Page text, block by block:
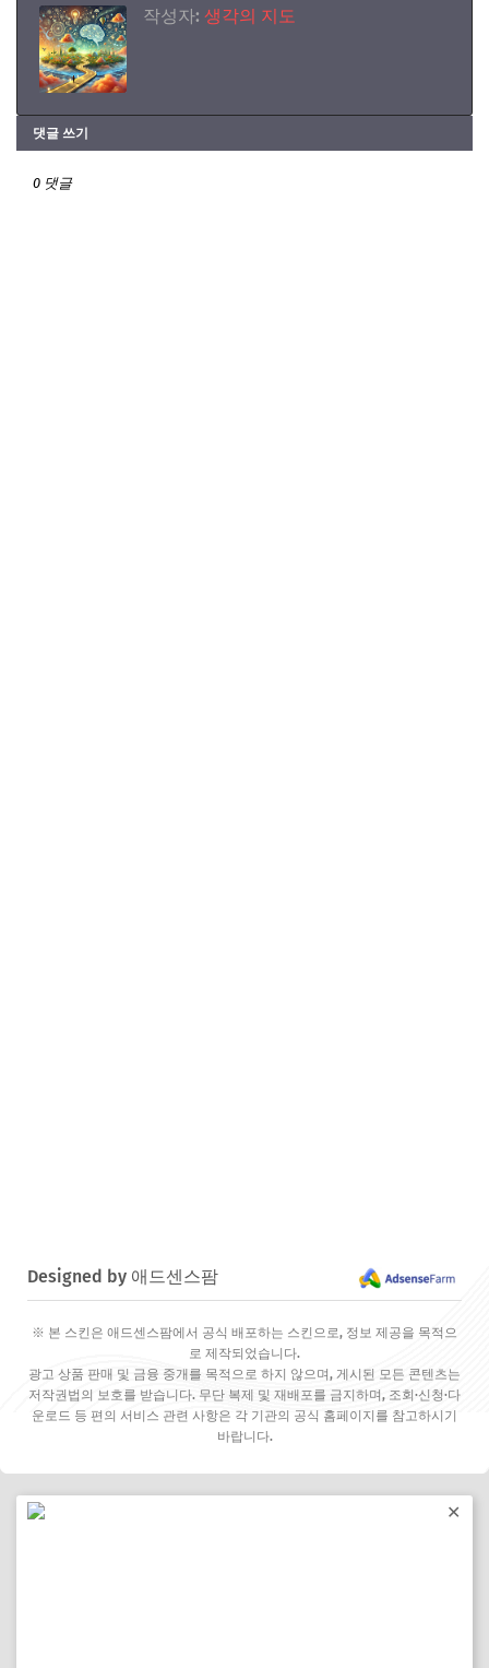
작성자: 생각의 지도
댓글 쓰기
0 댓글
Designed by 애드센스팜
※ 본 스킨은 애드센스팜에서 공식 배포하는 스킨으로, 정보 제공을 목적으
로 제작되었습니다.
광고 상품 판매 및 금융 중개를 목적으로 하지 않으며, 게시된 모든 콘텐츠는
저작권법의 보호를 받습니다. 무단 복제 및 재배포를 금지하며, 조회·신청·다
운로드 등 편의 서비스 관련 사항은 각 기관의 공식 홈페이지를 참고하시기
바랍니다.
✕